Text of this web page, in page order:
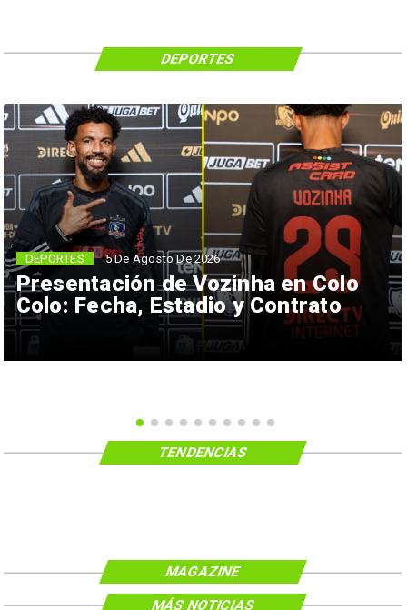
Presentación de Vozinha en Colo
Colo: Fecha, Estadio y Contrato
DEPORTES 5 De Agosto De 2026
DEPORTES
TENDENCIAS
MAGAZINE
MÁS NOTICIAS